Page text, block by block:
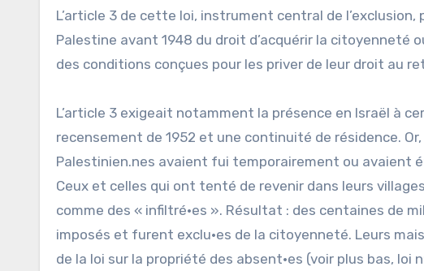
L’article 3 de cette loi, instrument central de
Palestine avant 1948 du droit d’acquérir la
des conditions conçues pour les priver de leur droit au
L’article 3 exigeait notamment la présence en Israël à
recensement de 1952 et une continuité de résidence.
Palestinien.nes avaient fui temporairement ou avaient
Ceux et celles qui ont tenté de revenir dans leurs
comme des « infiltré·es ». Résultat : des centaines de
imposés et furent exclu·es de la citoyenneté. Leurs
de la loi sur la propriété des absent·es (voir plus bas, loi